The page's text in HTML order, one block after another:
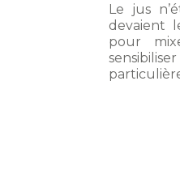
Le jus
devaient
pour